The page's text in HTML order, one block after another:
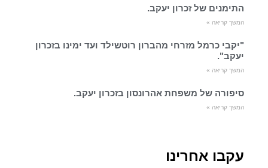
התימנים של זכרון יעקב.
המשך קריאה »
"יקבי כרמל מזרחי מהברון רוטשילד ועד ימינו בזכרון
יעקב".
המשך קריאה »
סיפורה של משפחת אהרונסון בזכרון יעקב.
המשך קריאה »
עקבו אחרינו